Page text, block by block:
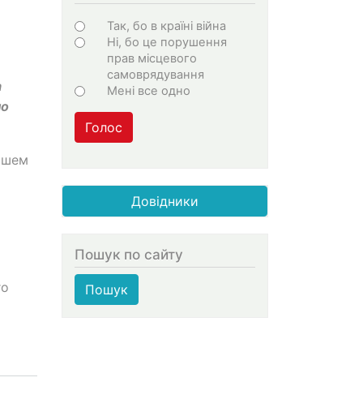
Choices
Так, бо в країні війна
Ні, бо це порушення
прав місцевого
самоврядування
Мені все одно
Голос
Довідники
Пошук по сайту
Пошук